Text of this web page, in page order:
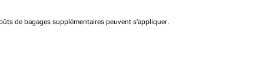
de bagages supplémentaires peuvent s'appliquer.